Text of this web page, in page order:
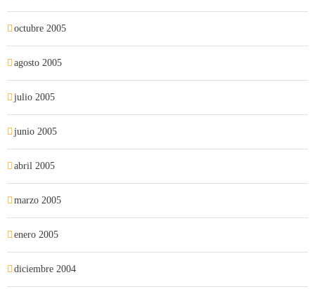
octubre 2005
agosto 2005
julio 2005
junio 2005
abril 2005
marzo 2005
enero 2005
diciembre 2004